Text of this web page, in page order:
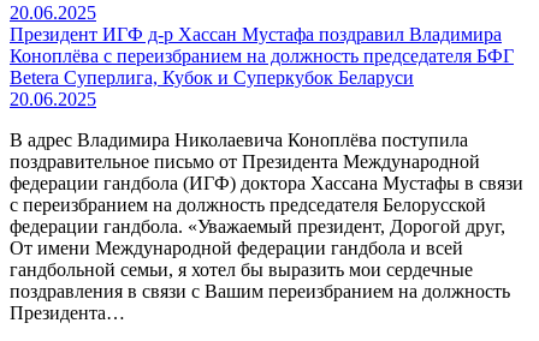
20.06.2025
Президент ИГФ д-р Хассан Мустафа поздравил Владимира
Коноплёва с переизбранием на должность председателя БФГ
Betera Суперлига, Кубок и Суперкубок Беларуси
20.06.2025
В адрес Владимира Николаевича Коноплёва поступила
поздравительное письмо от Президента Международной
федерации гандбола (ИГФ) доктора Хассана Мустафы в связи
с переизбранием на должность председателя Белорусской
федерации гандбола. «Уважаемый президент, Дорогой друг,
От имени Международной федерации гандбола и всей
гандбольной семьи, я хотел бы выразить мои сердечные
поздравления в связи с Вашим переизбранием на должность
Президента…